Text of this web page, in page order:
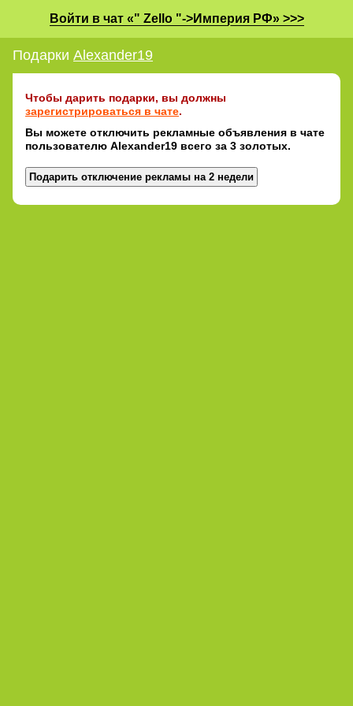
Войти в чат «" Zello "->Империя РФ» >>>
Подарки Alexander19
Чтобы дарить подарки, вы должны
зарегистрироваться в чате.
Вы можете отключить рекламные объявления в чате
пользователю Alexander19 всего за 3 золотых.